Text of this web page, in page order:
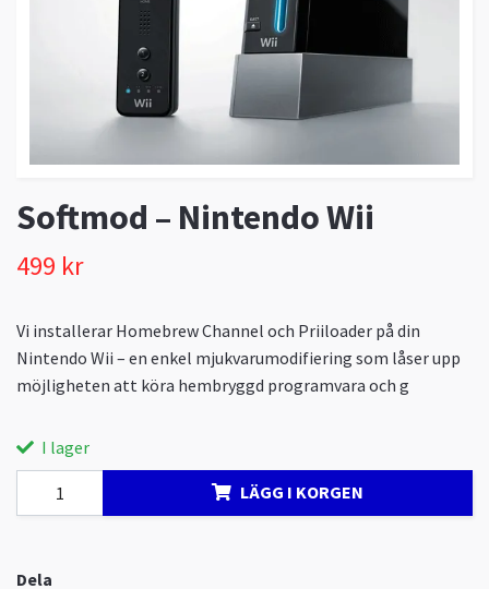
Softmod – Nintendo Wii
499 kr
Vi installerar Homebrew Channel och Priiloader på din
Nintendo Wii – en enkel mjukvarumodifiering som låser upp
möjligheten att köra hembryggd programvara och g
I lager
LÄGG I KORGEN
Dela